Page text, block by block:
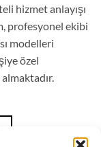
hizmet anlayışı
profesyonel ekibi
modelleri
özel